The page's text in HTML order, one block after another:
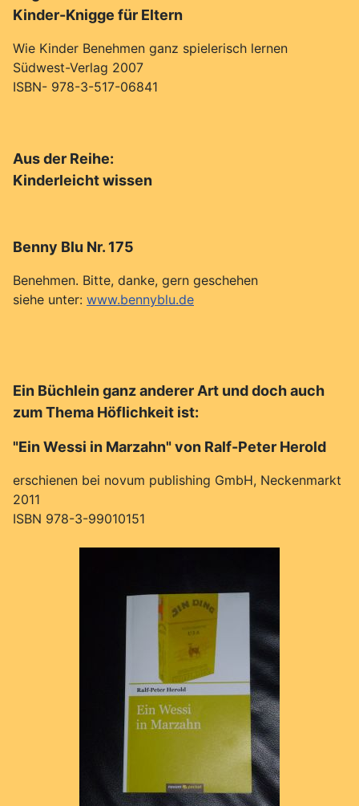
Kinder-Knigge für Eltern
Wie Kinder Benehmen ganz spielerisch lernen
Südwest-Verlag 2007
ISBN- 978-3-517-06841
Aus der Reihe:
Kinderleicht wissen
Benny Blu Nr. 175
Benehmen. Bitte, danke, gern geschehen
siehe unter: www.bennyblu.de
Ein Büchlein ganz anderer Art und doch auch
zum Thema Höflichkeit ist:
"Ein Wessi in Marzahn" von Ralf-Peter Herold
erschienen bei novum publishing GmbH, Neckenmarkt
2011
ISBN 978-3-99010151